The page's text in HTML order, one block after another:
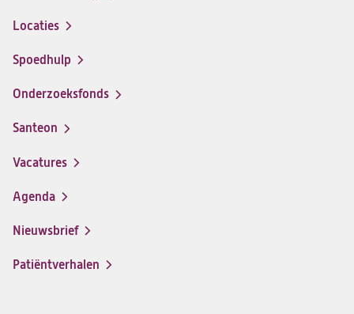
Locaties
Spoedhulp
Onderzoeksfonds
Santeon
(opent
in
nieuwe
Vacatures
(opent
in
nieuwe
Agenda
Nieuwsbrief
Patiëntverhalen